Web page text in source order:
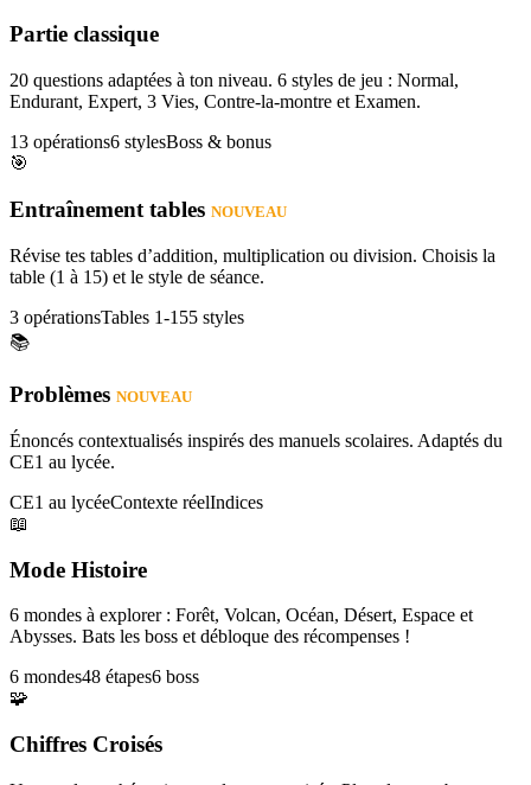
Partie classique
20 questions adaptées à ton niveau. 6 styles de jeu : Normal,
Endurant, Expert, 3 Vies, Contre-la-montre et Examen.
13 opérations6 stylesBoss & bonus
🎯
Entraînement tables NOUVEAU
Révise tes tables d’addition, multiplication ou division. Choisis la
table (1 à 15) et le style de séance.
3 opérationsTables 1-155 styles
📚
Problèmes NOUVEAU
Énoncés contextualisés inspirés des manuels scolaires. Adaptés du
CE1 au lycée.
CE1 au lycéeContexte réelIndices
📖
Mode Histoire
6 mondes à explorer : Forêt, Volcan, Océan, Désert, Espace et
Abysses. Bats les boss et débloque des récompenses !
6 mondes48 étapes6 boss
🧩
Chiffres Croisés